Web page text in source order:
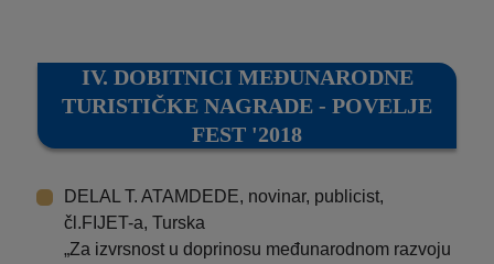
IV. DOBITNICI MEĐUNARODNE
TURISTIČKE NAGRADE - POVELJE
FEST '2018
DELAL T. ATAMDEDE, novinar, publicist,
čl.FIJET-a, Turska
„Za izvrsnost u doprinosu međunarodnom razvoju